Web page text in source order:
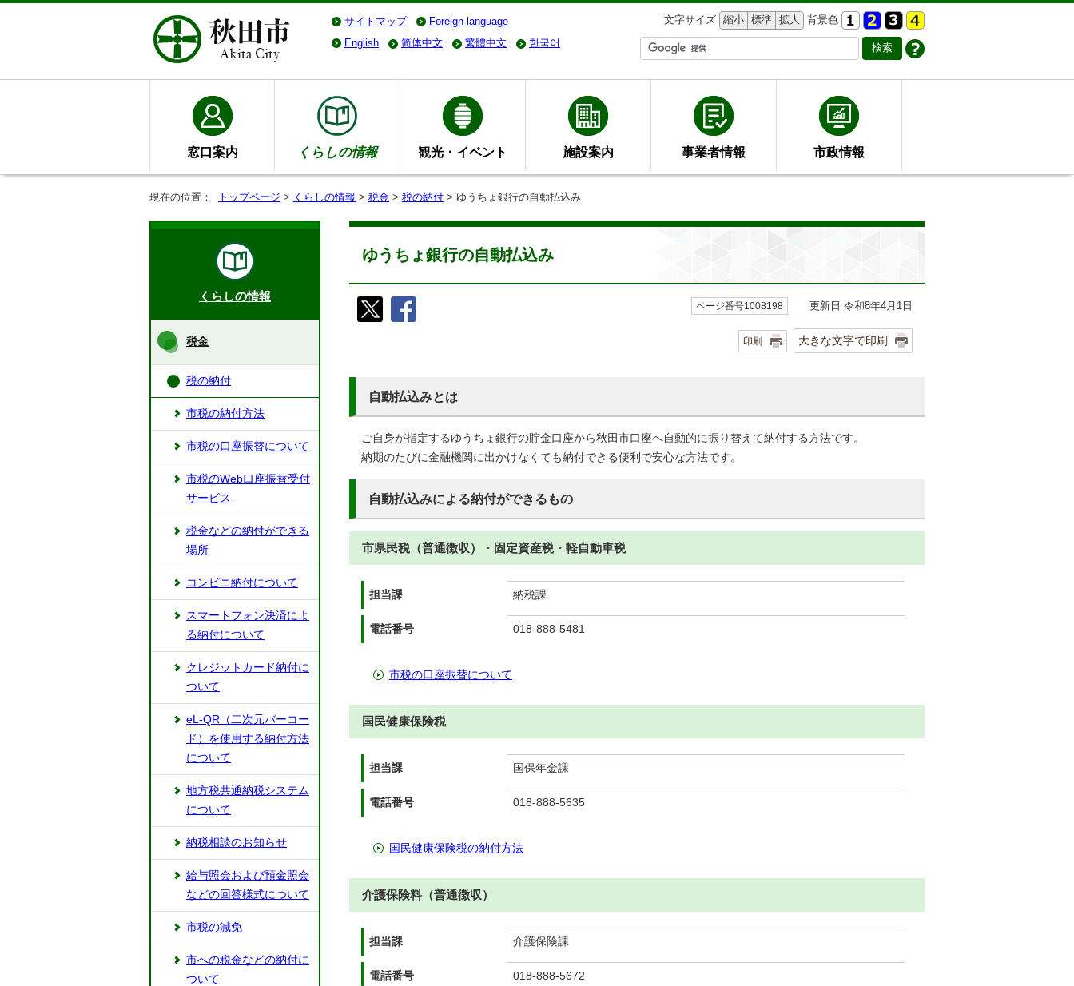
サイトマップ Foreign language 文字サイズ 縮小 標準 拡大 背景色
English
简体中文 繁體中文 한국어
窓口案内 くらしの情報 観光・イベント 施設案内 事業者情報 市政情報
現在の位置： トップページ > くらしの情報 > 税金 > 税の納付 > ゆうちょ銀行の自動払込み
ゆうちょ銀行の自動払込み
ページ番号1008198 更新日 令和8年4月1日
印刷 大きな文字で印刷
自動払込みとは
ご自身が指定するゆうちょ銀行の貯金口座から秋田市口座へ自動的に振り替えて納付する方法です。
納期のたびに金融機関に出かけなくても納付できる便利で安心な方法です。
自動払込みによる納付ができるもの
市県民税（普通徴収）・固定資産税・軽自動車税
担当課 納税課
電話番号 018-888-5481
市税の口座振替について
国民健康保険税
担当課 国保年金課
電話番号 018-888-5635
国民健康保険税の納付方法
介護保険料（普通徴収）
担当課 介護保険課
電話番号 018-888-5672
くらしの情報
税金
税の納付
市税の納付方法
市税の口座振替について
市税のWeb口座振替受付
サービス
税金などの納付ができる
場所
コンビニ納付について
スマートフォン決済によ
る納付について
クレジットカード納付に
ついて
eL-QR（二次元バーコー
ド）を使用する納付方法
について
地方税共通納税システム
について
納税相談のお知らせ
給与照会および預金照会
などの回答様式について
市税の減免
市への税金などの納付に
ついて